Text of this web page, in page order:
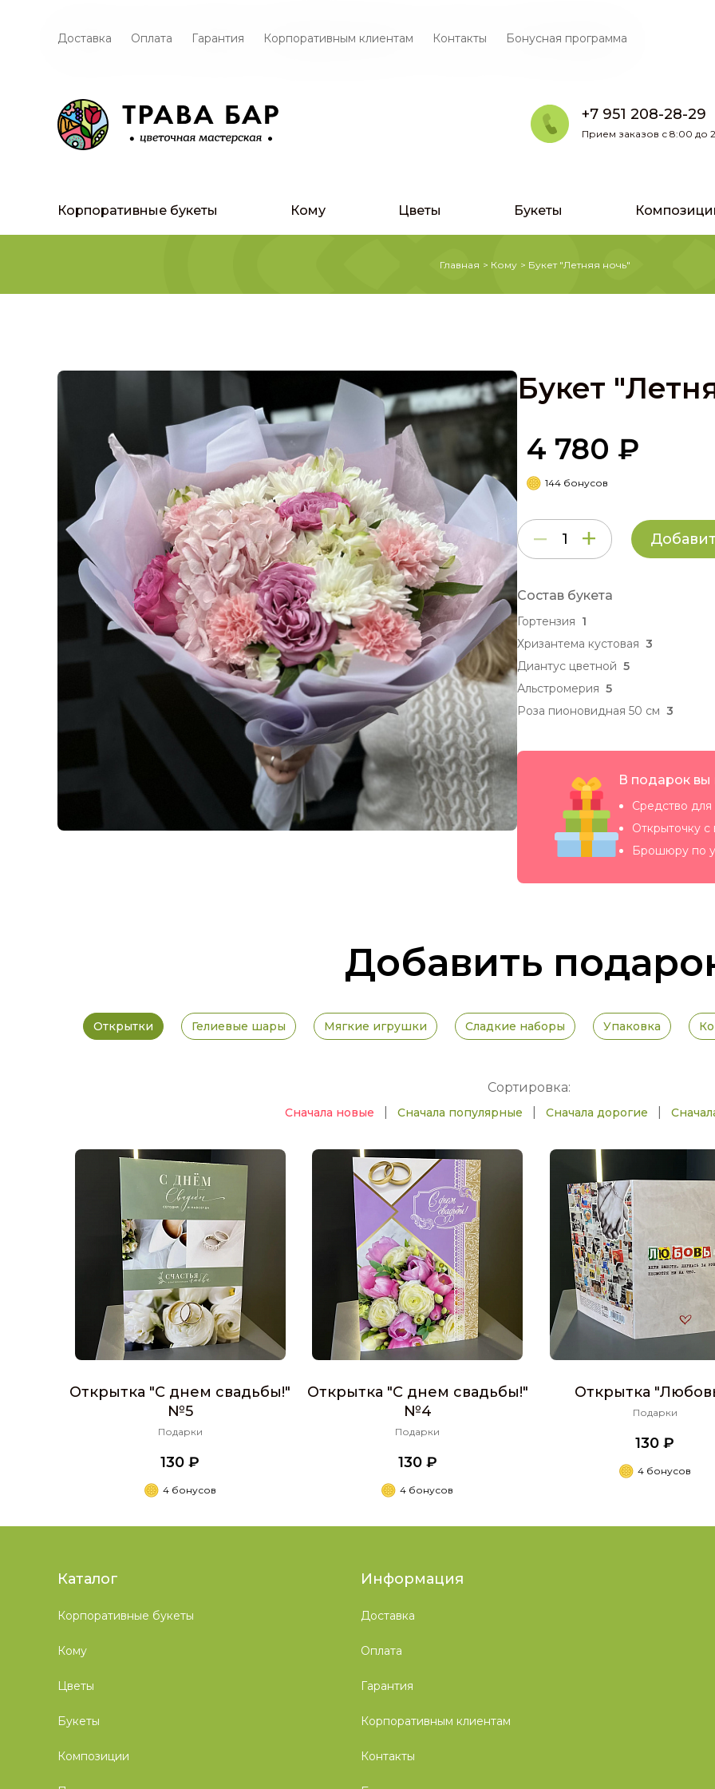
Доставка Оплата Гарантия Корпоративным клиентам Контакты Бонусная программа
+7 951 208-28-29
Прием заказов с 8:00 до
Корпоративные букеты Кому Цветы Букеты
Главная > Кому > Букет "Летняя ночь"
Букет
4 780 ₽
144 бонусов
Состав букета
Гортензия 1
Хризантема кустовая 3
Диантус цветной 5
Альстромерия 5
Роза пионовидная 50 см 3
В подарок вы
Средство
Открыточку
Брошюру по
Добавить
Открытки Гелиевые шары Мягкие игрушки Сладкие наборы Упаковка
Сортировка:
Сначала новые Сначала популярные Сначала дорогие
Открытка "С днем свадьбы!"
№5
Подарки
130 ₽
4 бонусов
Открытка "С днем свадьбы!"
№4
Подарки
130 ₽
4 бонусов
Открытка
Подарки
130 ₽
4 бонусов
Каталог
Корпоративные букеты
Кому
Цветы
Букеты
Композиции
Информация
Доставка
Оплата
Гарантия
Корпоративным клиентам
Контакты